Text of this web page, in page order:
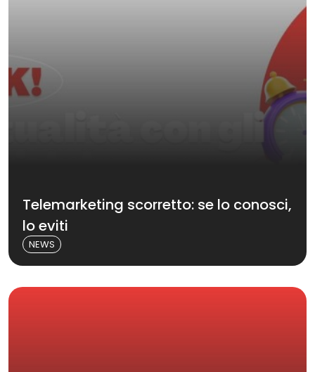
Telemarketing scorretto: se lo conosci,
lo eviti
NEWS